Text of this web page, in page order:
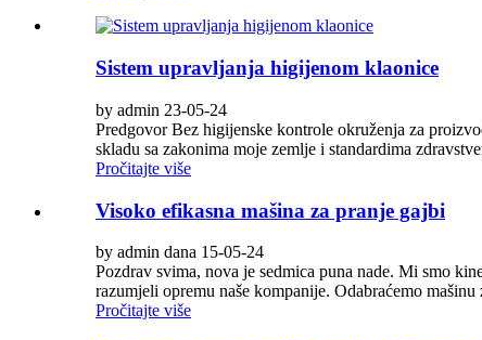
Sistem upravljanja higijenom klaonice
by admin 23-05-24
Predgovor Bez higijenske kontrole okruženja za
skladu sa zakonima moje zemlje i standardima
Pročitajte više
Visoko efikasna mašina za pranje gajbi
by admin dana 15-05-24
Pozdrav svima, nova je sedmica puna nade. Mi smo
razumjeli opremu naše kompanije. Odabraćemo mašinu
Pročitajte više